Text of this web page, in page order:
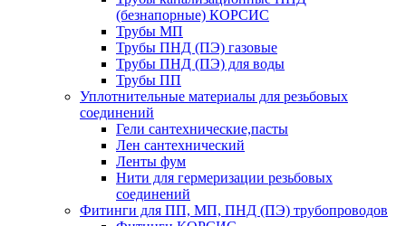
(безнапорные) КОРСИС
Трубы МП
Трубы ПНД (ПЭ) газовые
Трубы ПНД (ПЭ) для воды
Трубы ПП
Уплотнительные материалы для резьбовых
соединений
Гели сантехнические,пасты
Лен сантехнический
Ленты фум
Нити для гермеризации резьбовых
соединений
Фитинги для ПП, МП, ПНД (ПЭ) трубопроводов